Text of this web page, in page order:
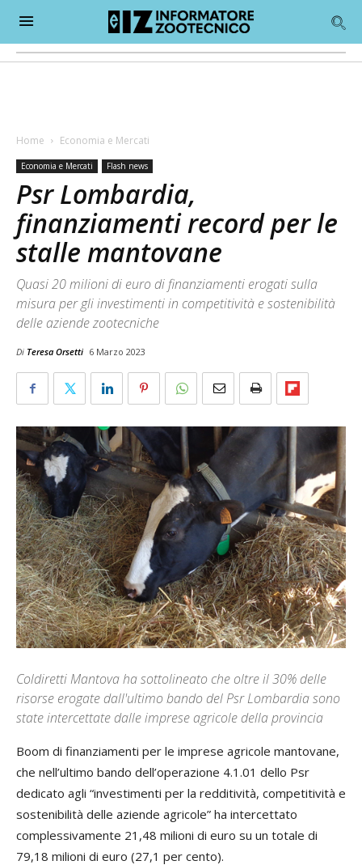
Home Economia e Mercati
Economia e Mercati Flash news
Psr Lombardia,
finanziamenti record per le
stalle mantovane
Quasi 20 milioni di euro di finanziamenti erogati sulla
misura per gli investimenti in competitività e sostenibilità
delle aziende zootecniche
Di Teresa Orsetti 6 Marzo 2023
Coldiretti Mantova ha sottolineato che oltre il 30% delle
risorse erogate dall'ultimo bando del Psr Lombardia sono
state intercettate dalle imprese agricole della provincia
Boom di finanziamenti per le imprese agricole mantovane,
che nell’ultimo bando dell’operazione 4.1.01 dello Psr
dedicato agli “investimenti per la redditività, competitività e
sostenibilità delle aziende agricole” ha intercettato
complessivamente 21,48 milioni di euro su un totale di
79,18 milioni di euro (27,1 per cento).